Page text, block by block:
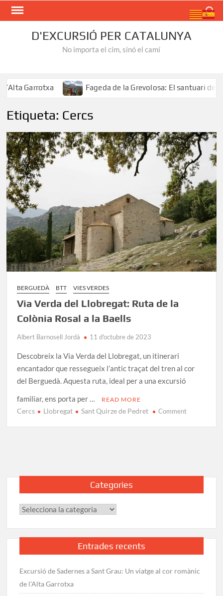
Skip
D'EXCURSIÓ PER CATALUNYA
No importa el cim, sinó el camí
Garrotxa Fageda de la Grevolosa: El santuari dels
Etiqueta: Cercs
BERGUEDÀ BTT VIES VERDES
Via Verda del Llobregat: Ruta de la
Colònia Rosal a la Baells
Albert Barnosell Jordà 11 d'octubre de 2023
Descobreix la Via Verda del Llobregat, un itinerari
encantador que ressegueix l’antic traçat del tren al cor
del Berguedà. Aquesta ruta, ideal per a una excursió
familiar, ens porta per …
READ MORE
Cercs Llobregat Sant Quirze de Pedret Commenton
de
Categories
Categories
Entrades recents
Excursió de Sadernes a Sant Grau: Un viatge al cor romànic
de l’Alta Garrotxa